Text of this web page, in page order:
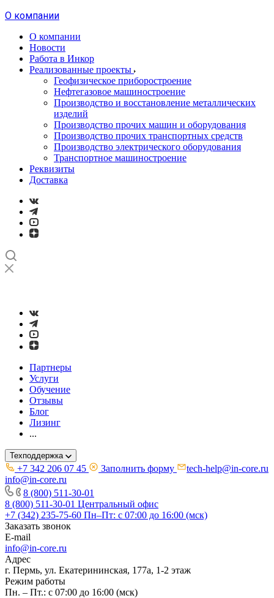
О компании
О компании
Новости
Работа в Инкор
Реализованные проекты
Геофизическое приборостроение
Нефтегазовое машиностроение
Производство и восстановление металлических
изделий
Производство прочих машин и оборудования
Производство прочих транспортных средств
Производство электрического оборудования
Транспортное машиностроение
Реквизиты
Доставка
Партнеры
Услуги
Обучение
Отзывы
Блог
Лизинг
...
Техподдержка
+7 342 206 07 45 Заполнить форму
tech-help@in-core.ru
info@in-core.ru
8 (800) 511-30-01
8 (800) 511-30-01 Центральный офис
+7 (342) 235-75-60 Пн–Пт: с 07:00 до 16:00 (мск)
Заказать звонок
E-mail
info@in-core.ru
Адрес
г. Пермь, ул. ​Екатерининская, 177а, ​1-2 этаж
Режим работы
Пн. – Пт.: с 07:00 до 16:00 (мск)